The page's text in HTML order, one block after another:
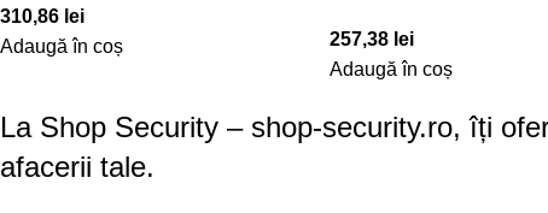
310,86 lei
Adaugă în coș
257,38 lei
Adaugă în coș
La Shop Security – shop-security.ro, îți
afacerii tale.